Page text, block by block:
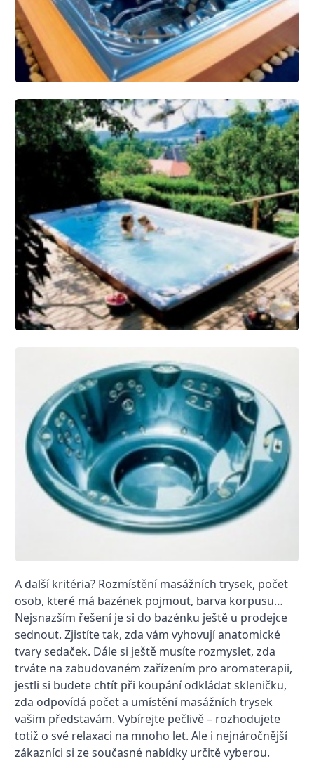
A další kritéria? Rozmístění masážních trysek, počet
osob, které má bazének pojmout, barva korpusu…
Nejsnazším řešení je si do bazénku ještě u prodejce
sednout. Zjistíte tak, zda vám vyhovují anatomické
tvary sedaček. Dále si ještě musíte rozmyslet, zda
trváte na zabudovaném zařízením pro aromaterapii,
jestli si budete chtít při koupání odkládat skleničku,
zda odpovídá počet a umístění masážních trysek
vašim představám. Vybírejte pečlivě – rozhodujete
totiž o své relaxaci na mnoho let. Ale i nejnáročnější
zákazníci si ze současné nabídky určitě vyberou.